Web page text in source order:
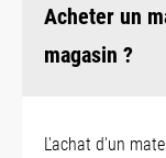
Acheter un
magasin ?
L'achat d'un